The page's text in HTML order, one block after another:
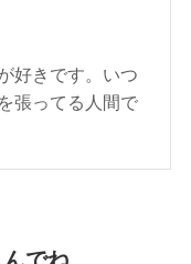
好きです。いつ
張ってる人間で
でね